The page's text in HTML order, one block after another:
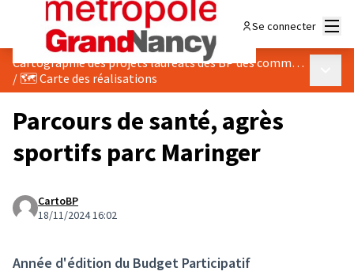
Se connecter
Cartographie des projets lauréats des BP des communes du Grand Nancy
/ 🗺️ Carte des réalisations
Parcours de santé, agrès
sportifs parc Maringer
CartoBP
18/11/2024 16:02
Année d'édition du Budget Participatif